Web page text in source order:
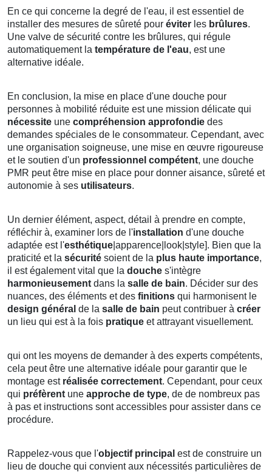
En ce qui concerne la degré de l'eau, il est essentiel de
installer des mesures de sûreté pour éviter les brûlures.
Une valve de sécurité contre les brûlures, qui régule
automatiquement la température de l'eau, est une
alternative idéale.
En conclusion, la mise en place d'une douche pour
personnes à mobilité réduite est une mission délicate qui
nécessite une compréhension approfondie des
demandes spéciales de le consommateur. Cependant, avec
une organisation soigneuse, une mise en œuvre rigoureuse
et le soutien d'un professionnel compétent, une douche
PMR peut être mise en place pour donner aisance, sûreté et
autonomie à ses utilisateurs.
Un dernier élément, aspect, détail à prendre en compte,
réfléchir à, examiner lors de l'installation d'une douche
adaptée est l'esthétique |apparence|look|style]. Bien que la
praticité et la sécurité soient de la plus haute importance,
il est également vital que la douche s'intègre
harmonieusement dans la salle de bain. Décider sur des
nuances, des éléments et des finitions qui harmonisent le
design général de la salle de bain peut contribuer à créer
un lieu qui est à la fois pratique et attrayant visuellement.
qui ont les moyens de demander à des experts compétents,
cela peut être une alternative idéale pour garantir que le
montage est réalisée correctement. Cependant, pour ceux
qui préfèrent une approche de type, de de nombreux pas
à pas et instructions sont accessibles pour assister dans ce
procédure.
Rappelez-vous que l'objectif principal est de construire un
lieu de douche qui convient aux nécessités particulières de